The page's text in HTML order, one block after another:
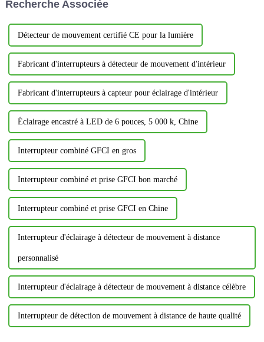
se valent pas.
Recherche Associée
Détecteur de mouvement certifié CE pour la lumière
Fabricant d'interrupteurs à détecteur de mouvement d'intérieur
Fabricant d'interrupteurs à capteur pour éclairage d'intérieur
Éclairage encastré à LED de 6 pouces, 5 000 k, Chine
Interrupteur combiné GFCI en gros
Interrupteur combiné et prise GFCI bon marché
Interrupteur combiné et prise GFCI en Chine
Interrupteur d'éclairage à détecteur de mouvement à distance
personnalisé
Interrupteur d'éclairage à détecteur de mouvement à distance célèbre
Interrupteur de détection de mouvement à distance de haute qualité